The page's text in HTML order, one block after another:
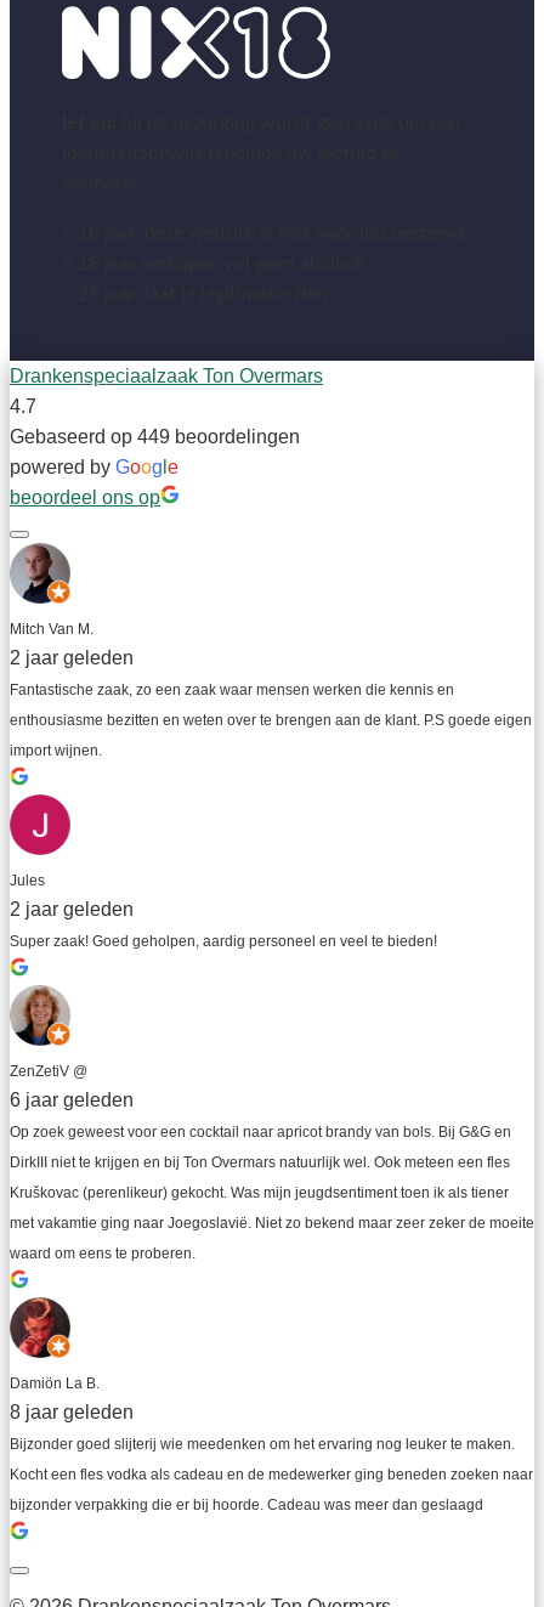
Drankenspeciaalzaak Ton Overmars
4.7
Gebaseerd op 449 beoordelingen
powered by Goog e
beoordeel ons op
Mitch Van M.
2 jaar geleden
Fantastische zaak, zo een zaak waar mensen werken die kennis en
enthousiasme bezitten en weten over te brengen aan de klant. P.S goede eigen
import wijnen.
Jules
2 jaar geleden
Super zaak! Goed geholpen, aardig personeel en veel te bieden!
ZenZetiV @
6 jaar geleden
Op zoek geweest voor een cocktail naar apricot brandy van bols. Bij G&G en
DirkIII niet te krijgen en bij Ton Overmars natuurlijk wel. Ook meteen een fles
Kruškovac (perenlikeur) gekocht. Was mijn jeugdsentiment toen ik als tiener
met vakamtie ging naar Joegoslavië. Niet zo bekend maar zeer zeker de moeite
waard om eens te proberen.
Damiön La B.
8 jaar geleden
Bijzonder goed slijterij wie meedenken om het ervaring nog leuker te maken.
Kocht een fles vodka als cadeau en de medewerker ging beneden zoeken naar
bijzonder verpakking die er bij hoorde. Cadeau was meer dan geslaagd